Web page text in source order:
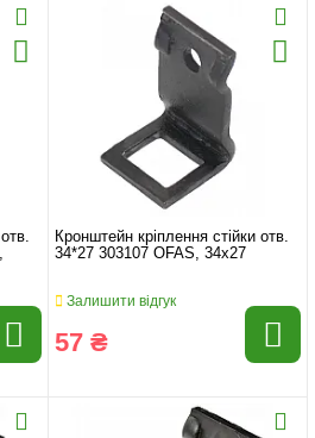
Кронштейн кріплення стійки отв.
34*27 303107 OFAS, 34x27
Залишити відгук
57 ₴